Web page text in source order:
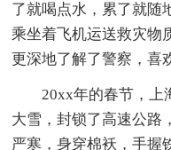
了就喝点水，累了就随
乘坐着飞机运送救灾物
更深地了解了警察，喜
20xx年的春节，上
大雪，封锁了高速公路
严寒，身穿棉袄，手握